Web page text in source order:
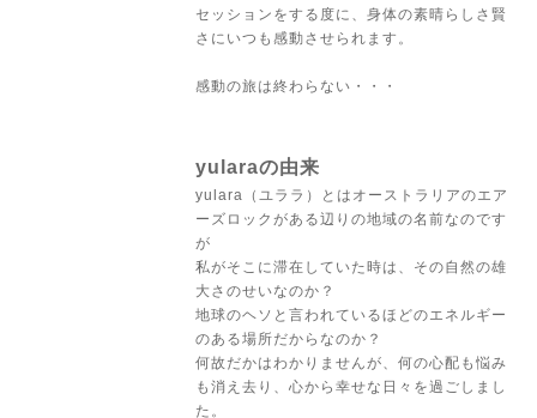
セッションをする度に、身体の素晴らしさ賢
さにいつも感動させられます。
感動の旅は終わらない・・・
yularaの由来
yulara（ユララ）とはオーストラリアのエア
ーズロックがある辺りの地域の名前なのです
が
私がそこに滞在していた時は、その自然の雄
大さのせいなのか？
地球のヘソと言われているほどのエネルギー
のある場所だからなのか？
何故だかはわかりませんが、何の心配も悩み
も消え去り、心から幸せな日々を過ごしまし
た。